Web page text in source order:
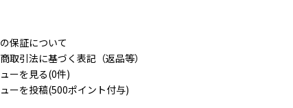
保証について
取引法に基づく表記（返品等）
ーを見る(0件)
ーを投稿(500ポイント付与)